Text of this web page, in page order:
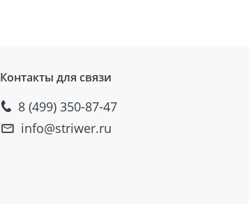
Контакты для связи
8 (499) 350-87-47
info@striwer.ru